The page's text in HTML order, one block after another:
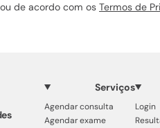
de acordo com os Termos de
Serviços
Agendar consulta
Agendar exame
Login